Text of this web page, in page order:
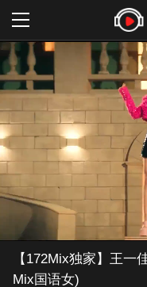
【172Mix独家】王一
Mix国语女)